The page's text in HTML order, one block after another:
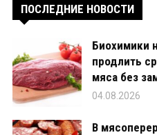
ПОСЛЕДНИЕ НОВОСТИ
Биохимики
продлить
мяса без
04.08.2026
В